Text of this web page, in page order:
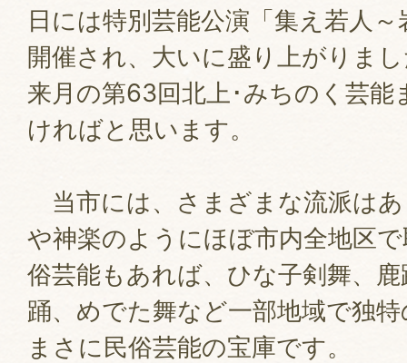
日には特別芸能公演「集え若人
開催され、大いに盛り上がりま
来月の第63回北上･みちのく芸
ければと思います。
当市には、さまざまな流派は
や神楽のようにほぼ市内全地区
俗芸能もあれば、ひな子剣舞、
踊、めでた舞など一部地域で独
まさに民俗芸能の宝庫です。